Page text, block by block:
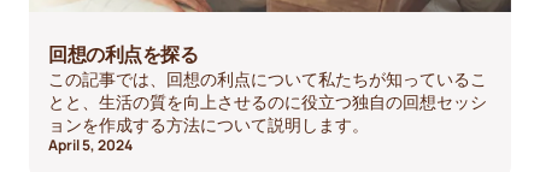
回想の利点を探る
この記事では、回想の利点について私たちが知っているこ
とと、生活の質を向上させるのに役立つ独自の回想セッシ
ョンを作成する方法について説明します。
April 5, 2024